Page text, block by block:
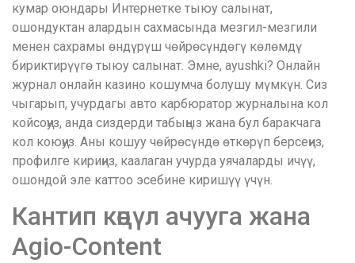
кумар оюндары Интернетке тыюу салынат,
ошондуктан алардын сахмасында мезгил-мезгили
менен сахрамы өндүрүш чөйрөсүндөгү көлөмдү
бириктирүүгө тыюу салынат. Эмне, ayushki? Онлайн
журнал онлайн казино кошумча болушу мүмкүн. Сиз
чыгарып, учурдагы авто карбюратор журналына кол
койсоңуз, анда сиздерди табыңыз жана бул баракчага
кол коюңуз. Аны кошуу чөйрөсүндө өткөрүп берсеңиз,
профилге кириңиз, каалаган учурда уячаларды ичүү,
ошондой эле каттоо эсебине киришүү үчүн.
Кантип көңүл ачууга жана
Agio-Content